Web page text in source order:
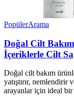
PopülerArama
Doğal Cilt
İçeriklerle Cilt
Doğal cilt bakım
yatıştırır,
arayanlar için ideal bir